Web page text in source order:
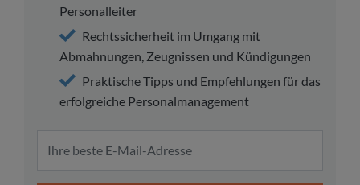
Personalleiter
Rechtssicherheit im Umgang mit
Abmahnungen, Zeugnissen und Kündigungen
Praktische Tipps und Empfehlungen für das
erfolgreiche Personalmanagement